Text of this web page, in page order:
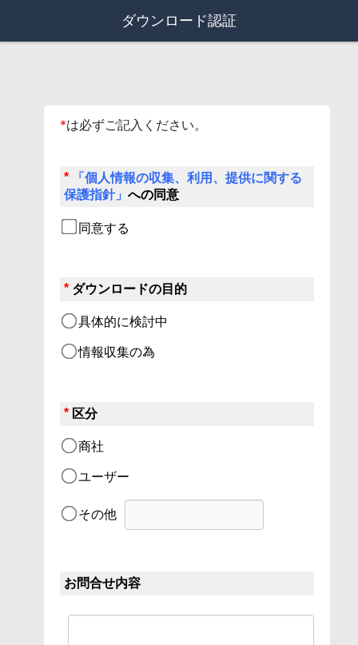
ダウンロード認証
*は必ずご記入ください。
*
「個人情報の収集、利用、提供に関する
保護指針」 への同意
同意する
* ダウンロードの目的
具体的に検討中
情報収集の為
* 区分
商社
ユーザー
その他
お問合せ内容